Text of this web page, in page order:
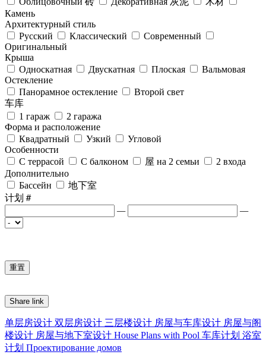
Камень
Архитектурный стиль
Русский
Классический
Современный
Оригинальный
Крыша
Односкатная
Двускатная Плоская
Вальмовая
Остекление
Панорамное остекление
Второй свет
车库
1 гараж
2 гаража
Форма и расположение
Квадратный
Узкий
Угловой
Особенности
С террасой
С балконом 屋 на 2 семьи
2 входа
Дополнительно
Бассейн
地下室
计划＃
—
—
Share link
单层房设计 双层房设计 三层楼设计 房屋与车库设计 房屋与阁
楼设计 房屋与地下室设计 House Plans with Pool 车库计划 浴室
计划 Проектирование домов